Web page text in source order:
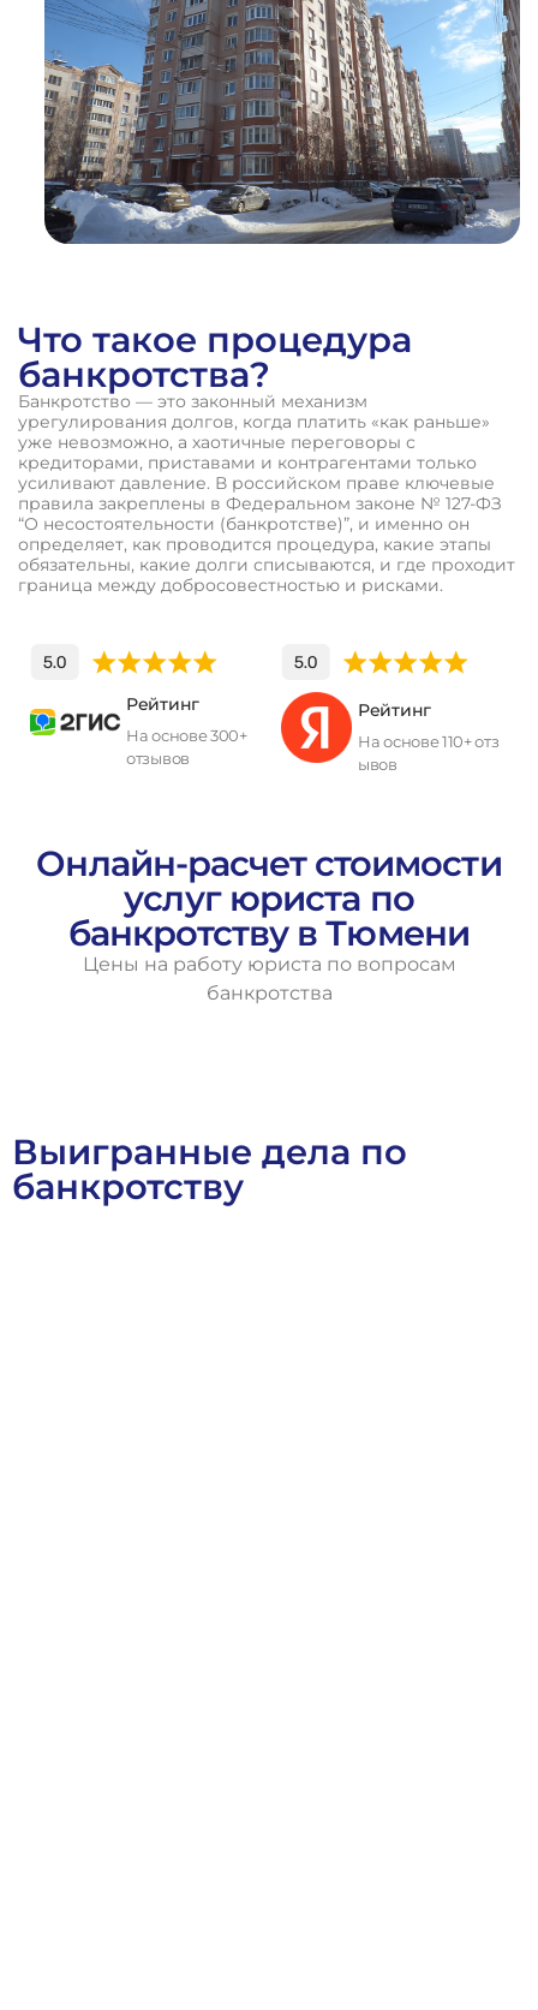
ВЫИГРАННЫХ
ДЕЛ
Что такое процедура
банкротства?
Банкротство — это законный механизм
урегулирования долгов, когда платить «как раньше»
уже невозможно, а хаотичные переговоры с
кредиторами, приставами и контрагентами только
усиливают давление. В российском праве ключевые
правила закреплены в Федеральном законе № 127-ФЗ
“О несостоятельности (банкротстве)”, и именно он
определяет, как проводится процедура, какие этапы
обязательны, какие долги списываются, и где проходит
граница между добросовестностью и рисками.
Рейтинг
На основе 300+
отзывов
Рейтинг
На основе 110+ отз
ывов
Онлайн-расчет стоимости
услуг юриста по
банкротству в Тюмени
Цены на работу юриста по вопросам
банкротства
Выигранные дела по
банкротству